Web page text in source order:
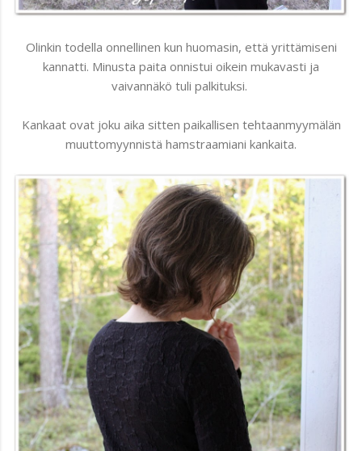
Olinkin todella onnellinen kun huomasin, että yrittämiseni
kannatti. Minusta paita onnistui oikein mukavasti ja
vaivannäkö tuli palkituksi.
Kankaat ovat joku aika sitten paikallisen tehtaanmyymälän
muuttomyynnistä hamstraamiani kankaita.